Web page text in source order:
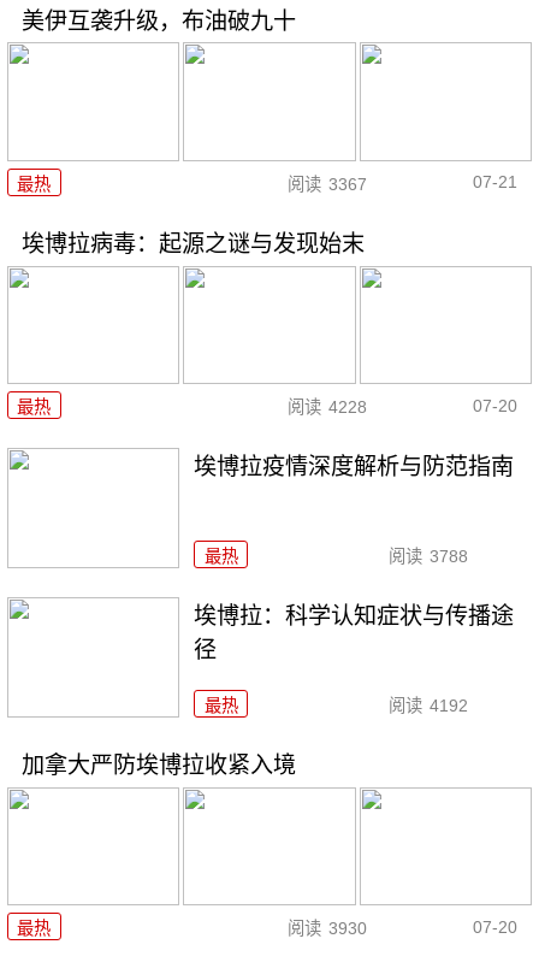
美伊互袭升级，布油破九十
最热 阅读 3367 07-21
埃博拉病毒：起源之谜与发现始末
最热 阅读 4228 07-20
埃博拉疫情深度解析与防范指南
最热 阅读 3788
埃博拉：科学认知症状与传播途
径
最热 阅读 4192
加拿大严防埃博拉收紧入境
最热 阅读 3930 07-20